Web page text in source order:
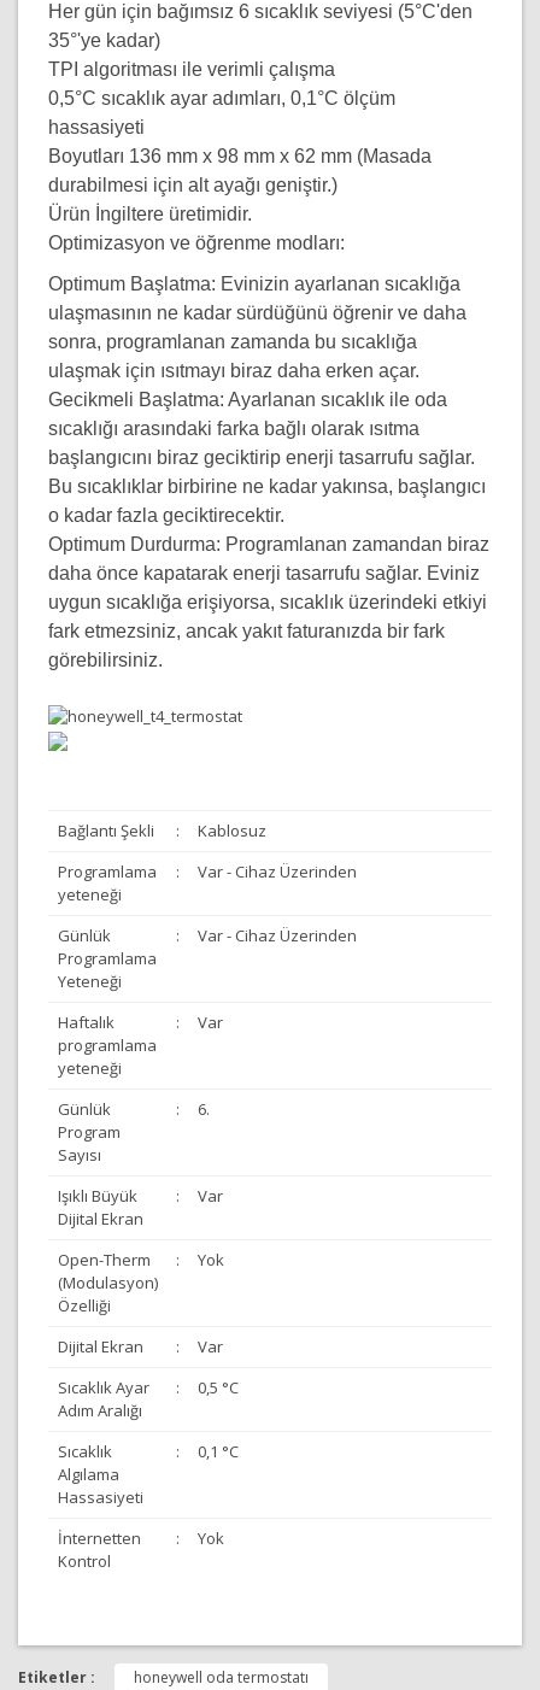
Her gün için bağımsız 6 sıcaklık seviyesi (5°C'den
35°'ye kadar)
TPI algoritması ile verimli çalışma
0,5°C sıcaklık ayar adımları, 0,1°C ölçüm
hassasiyeti
Boyutları 136 mm x 98 mm x 62 mm (Masada
durabilmesi için alt ayağı geniştir.)
Ürün İngiltere üretimidir.
Optimizasyon ve öğrenme modları:
Optimum Başlatma: Evinizin ayarlanan sıcaklığa
ulaşmasının ne kadar sürdüğünü öğrenir ve daha
sonra, programlanan zamanda bu sıcaklığa
ulaşmak için ısıtmayı biraz daha erken açar.
Gecikmeli Başlatma: Ayarlanan sıcaklık ile oda
sıcaklığı arasındaki farka bağlı olarak ısıtma
başlangıcını biraz geciktirip enerji tasarrufu sağlar.
Bu sıcaklıklar birbirine ne kadar yakınsa, başlangıcı
o kadar fazla geciktirecektir.
Optimum Durdurma: Programlanan zamandan biraz
daha önce kapatarak enerji tasarrufu sağlar. Eviniz
uygun sıcaklığa erişiyorsa, sıcaklık üzerindeki etkiyi
fark etmezsiniz, ancak yakıt faturanızda bir fark
görebilirsiniz.
Bağlantı Şekli :
Kablosuz
Programlama
yeteneği
: Var - Cihaz Üzerinden
Günlük
Programlama
Yeteneği
: Var - Cihaz Üzerinden
Haftalık
programlama
yeteneği
: Var
Günlük
Program
Sayısı
: 6.
Işıklı Büyük
Dijital Ekran
: Var
Open-Therm
(Modulasyon)
Özelliği
: Yok
Dijital Ekran :
Var
Sıcaklık Ayar
Adım Aralığı
: 0,5 °C
Sıcaklık
Algılama
Hassasiyeti
: 0,1 °C
İnternetten
Kontrol
: Yok
Bu ürüne ilk yorumu siz yapın!
Bu ürünün fiyat bilgisi, resim, ürün açıklamalarında ve
diğer konularda yetersiz gördüğünüz noktaları öneri
Etiketler : honeywell oda termostatı